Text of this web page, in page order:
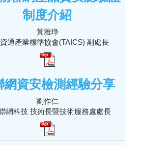
制度介紹
黃雅琤
通產業標準協會(TAICS) 副處長
網資安檢測經驗分享
劉作仁
網科技 技術長暨技術服務處處長